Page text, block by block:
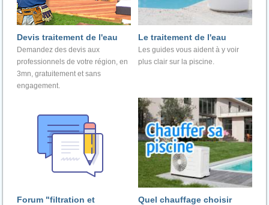
Devis traitement de l'eau
Demandez des devis aux
professionnels de votre région, en
3mn, gratuitement et sans
engagement.
Le traitement de l'eau
Les guides vous aident à y voir
plus clair sur la piscine.
Forum "filtration et
Quel chauffage choisir